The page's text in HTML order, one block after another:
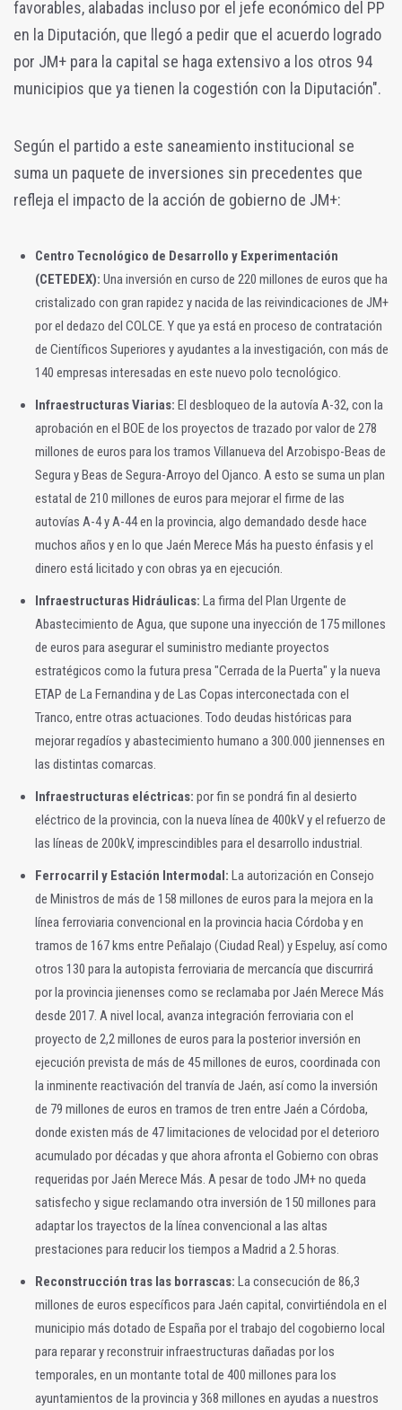
favorables, alabadas incluso por el jefe económico del PP
en la Diputación, que llegó a pedir que el acuerdo logrado
por JM+ para la capital se haga extensivo a los otros 94
municipios que ya tienen la cogestión con la Diputación".
Según el partido a este saneamiento institucional se
suma un paquete de inversiones sin precedentes que
refleja el impacto de la acción de gobierno de JM+:
Centro Tecnológico de Desarrollo y Experimentación
(CETEDEX): Una inversión en curso de 220 millones de euros que ha
cristalizado con gran rapidez y nacida de las reivindicaciones de JM+
por el dedazo del COLCE. Y que ya está en proceso de contratación
de Científicos Superiores y ayudantes a la investigación, con más de
140 empresas interesadas en este nuevo polo tecnológico.
Infraestructuras Viarias: El desbloqueo de la autovía A-32, con la
aprobación en el BOE de los proyectos de trazado por valor de 278
millones de euros para los tramos Villanueva del Arzobispo-Beas de
Segura y Beas de Segura-Arroyo del Ojanco. A esto se suma un plan
estatal de 210 millones de euros para mejorar el firme de las
autovías A-4 y A-44 en la provincia, algo demandado desde hace
muchos años y en lo que Jaén Merece Más ha puesto énfasis y el
dinero está licitado y con obras ya en ejecución.
Infraestructuras Hidráulicas: La firma del Plan Urgente de
Abastecimiento de Agua, que supone una inyección de 175 millones
de euros para asegurar el suministro mediante proyectos
estratégicos como la futura presa "Cerrada de la Puerta" y la nueva
ETAP de La Fernandina y de Las Copas interconectada con el
Tranco, entre otras actuaciones. Todo deudas históricas para
mejorar regadíos y abastecimiento humano a 300.000 jiennenses en
las distintas comarcas.
Infraestructuras eléctricas: por fin se pondrá fin al desierto
eléctrico de la provincia, con la nueva línea de 400kV y el refuerzo de
las líneas de 200kV, imprescindibles para el desarrollo industrial.
Ferrocarril y Estación Intermodal: La autorización en Consejo
de Ministros de más de 158 millones de euros para la mejora en la
línea ferroviaria convencional en la provincia hacia Córdoba y en
tramos de 167 kms entre Peñalajo (Ciudad Real) y Espeluy, así como
otros 130 para la autopista ferroviaria de mercancía que discurrirá
por la provincia jienenses como se reclamaba por Jaén Merece Más
desde 2017. A nivel local, avanza integración ferroviaria con el
proyecto de 2,2 millones de euros para la posterior inversión en
ejecución prevista de más de 45 millones de euros, coordinada con
la inminente reactivación del tranvía de Jaén, así como la inversión
de 79 millones de euros en tramos de tren entre Jaén a Córdoba,
donde existen más de 47 limitaciones de velocidad por el deterioro
acumulado por décadas y que ahora afronta el Gobierno con obras
requeridas por Jaén Merece Más. A pesar de todo JM+ no queda
satisfecho y sigue reclamando otra inversión de 150 millones para
adaptar los trayectos de la línea convencional a las altas
prestaciones para reducir los tiempos a Madrid a 2.5 horas.
Reconstrucción tras las borrascas: La consecución de 86,3
millones de euros específicos para Jaén capital, convirtiéndola en el
municipio más dotado de España por el trabajo del cogobierno local
para reparar y reconstruir infraestructuras dañadas por los
temporales, en un montante total de 400 millones para los
ayuntamientos de la provincia y 368 millones en ayudas a nuestros